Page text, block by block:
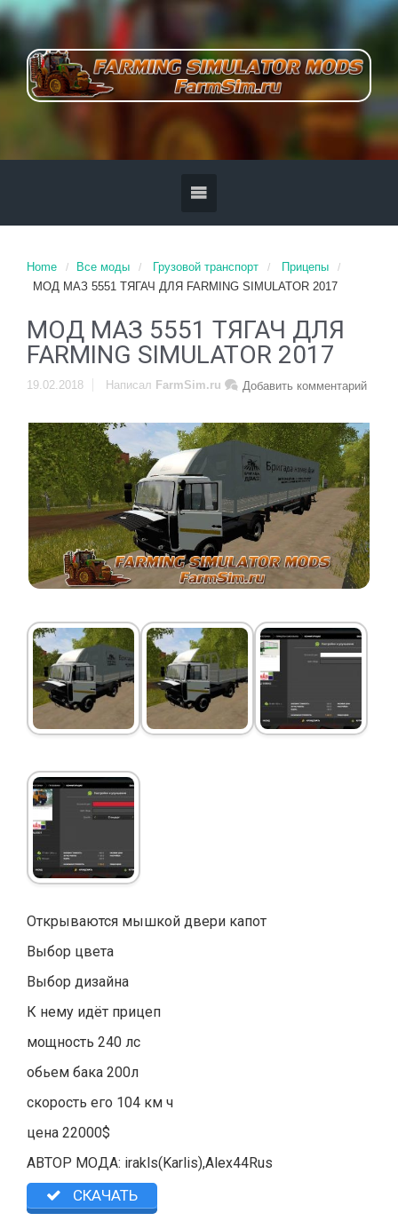
Home Все моды Грузовой транспорт
Прицепы
МОД МАЗ 5551 ТЯГАЧ ДЛЯ FARMING SIMULATOR 2017
МОД МАЗ 5551 ТЯГАЧ ДЛЯ
FARMING SIMULATOR 2017
19.02.2018 Добавить комментарий
Написал FarmSim.ru
Открываются мышкой двери капот
Выбор цвета
Выбор дизайна
К нему идёт прицеп
мощность 240 лс
обьем бака 200л
скорость его 104 км ч
цена 22000$
АВТОР МОДА: irakls(Karlis),Alex44Rus
СКАЧАТЬ